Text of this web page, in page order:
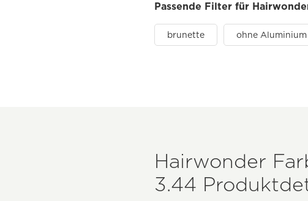
Passende Filter für
brunette ohne Aluminium
Hairwonder
3.44